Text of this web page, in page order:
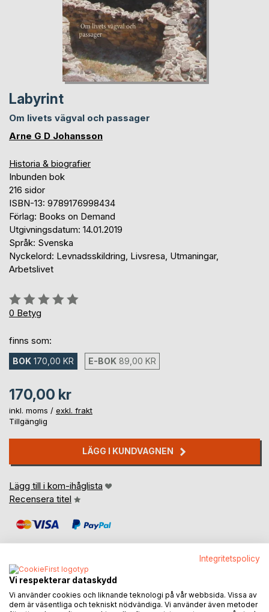
Labyrint
Om livets vägval och passager
Arne G D Johansson
Historia & biografier
Inbunden bok
216 sidor
ISBN-13: 9789176998434
Förlag: Books on Demand
Utgivningsdatum: 14.01.2019
Språk: Svenska
Nyckelord: Levnadsskildring, Livsresa, Utmaningar,
Arbetslivet
Betyg::
0%
0 Betyg
finns som:
BOK 170,00 KR E-BOK 89,00 KR
170,00 kr
inkl. moms / exkl. frakt
Tillgänglig
LÄGG I KUNDVAGNEN
Lägg till i kom-ihåglista
Recensera titel
BESKRIVNING
Integritetspolicy
Vi respekterar dataskydd
Vi använder cookies och liknande teknologi på vår webbsida. Vissa av
dem är väsentliga och tekniskt nödvändiga. Vi använder även metoder